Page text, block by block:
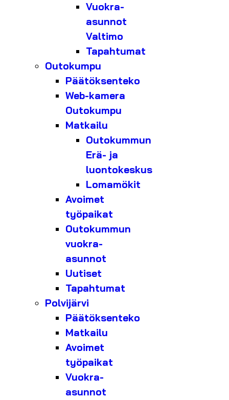
Vuokra-
asunnot
Valtimo
Tapahtumat
Outokumpu
Päätöksenteko
Web-kamera
Outokumpu
Matkailu
Outokummun
Erä- ja
luontokeskus
Lomamökit
Avoimet
työpaikat
Outokummun
vuokra-
asunnot
Uutiset
Tapahtumat
Polvijärvi
Päätöksenteko
Matkailu
Avoimet
työpaikat
Vuokra-
asunnot